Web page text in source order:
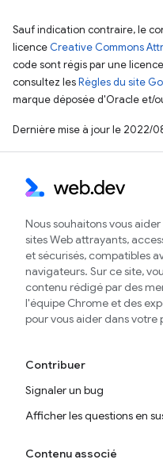
Sauf indication contraire, le
licence Creative Commons
code sont régis par une licence
consultez lesRègles du site
marque déposée d'Oracle et/
Dernière mise à jour le 2022/
Nous souhaitons vous
sites Web attrayants,
et sécurisés, compatibles
navigateurs. Sur ce site,
contenu rédigé par des
l'équipe Chrome et des
pour vous aider dans votre
Contribuer
Signaler un bug
Afficher les questions en
Contenu associé